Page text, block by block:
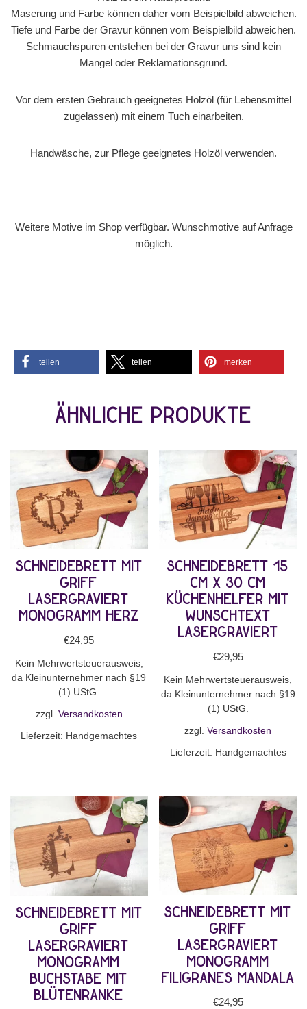
Maserung und Farbe können daher vom Beispielbild abweichen.
Tiefe und Farbe der Gravur können vom Beispielbild abweichen.
Schmauchspuren entstehen bei der Gravur uns sind kein
Mangel oder Reklamationsgrund.
Vor dem ersten Gebrauch geeignetes Holzöl (für Lebensmittel
zugelassen) mit einem Tuch einarbeiten.
Handwäsche, zur Pflege geeignetes Holzöl verwenden.
Weitere Motive im Shop verfügbar. Wunschmotive auf Anfrage
möglich.
teilen teilen merken
Ähnliche Produkte
Schneidebrett mit
Griff
lasergraviert
Monogramm Herz
€24,95
Kein Mehrwertsteuerausweis,
da Kleinunternehmer nach §19
(1) UStG.
zzgl. Versandkosten
Lieferzeit: Handgemachtes
Schneidebrett 15
cm x 30 cm
Küchenhelfer mit
Wunschtext
lasergraviert
€29,95
Kein Mehrwertsteuerausweis,
da Kleinunternehmer nach §19
(1) UStG.
zzgl.Versandkosten
Lieferzeit: Handgemachtes
Schneidebrett mit
Griff
lasergraviert
Monogramm
Buchstabe mit
Blütenranke
Schneidebrett mit
Griff
lasergraviert
Monogramm
filigranes Mandala
€24,95